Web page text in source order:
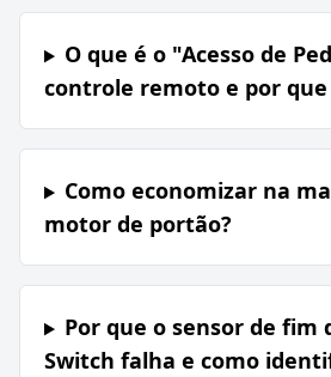
O que é o "Acesso de
controle remoto e por que
Como economizar na
motor de portão?
Por que o sensor de fim
Switch falha e como